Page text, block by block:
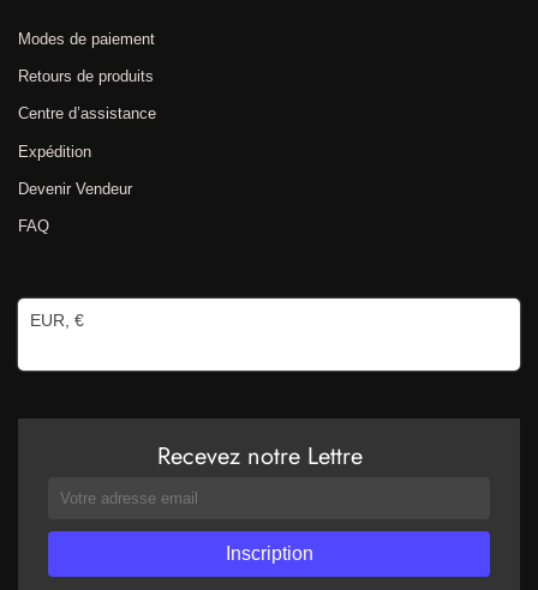
Modes de paiement
Retours de produits
Centre d’assistance
Expédition
Devenir Vendeur
FAQ
EUR, €
Recevez notre Lettre